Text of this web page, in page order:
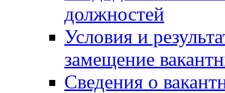
должностей
Условия и
замещение
Сведения о